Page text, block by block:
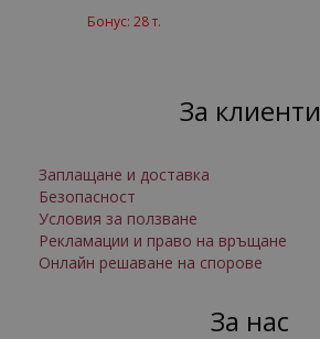
Бонус: 28 т.
За клиенти
Заплащане и доставка
Безопасност
Условия за ползване
Рекламации и право на връщане
Онлайн решаване на спорове
За нас